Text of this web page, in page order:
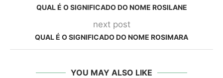
QUAL É O SIGNIFICADO DO NOME ROSILANE
next post
QUAL É O SIGNIFICADO DO NOME ROSIMARA
YOU MAY ALSO LIKE